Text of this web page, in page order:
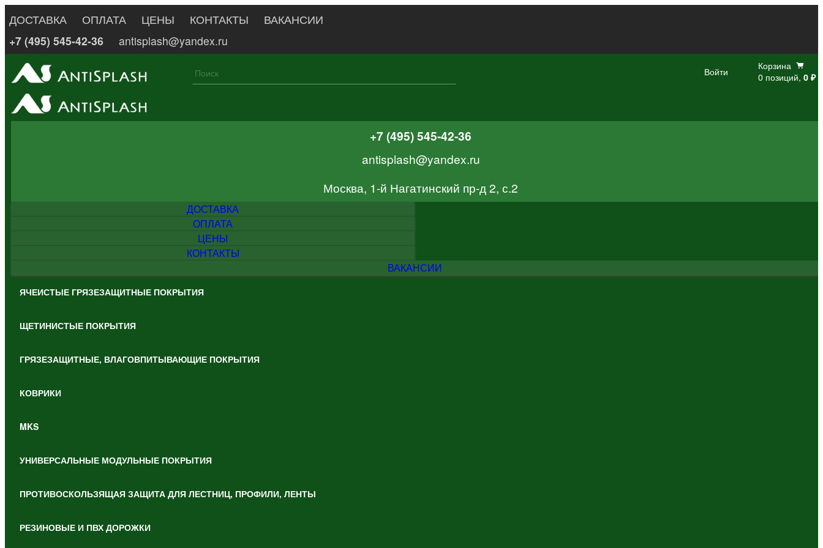
ДОСТАВКА ОПЛАТА ЦЕНЫ КОНТАКТЫ
ВАКАНСИИ
+7 (495) 545-42-36
antisplash@yandex.ru
Войти
Корзина
0 позиций, 0 ₽
+7 (495) 545-42-36
antisplash@yandex.ru
Москва, 1-й Нагатинский пр-д 2, с.2
ДОСТАВКА
ОПЛАТА
ЦЕНЫ
КОНТАКТЫ
ВАКАНСИИ
ЯЧЕИСТЫЕ ГРЯЗЕЗАЩИТНЫЕ ПОКРЫТИЯ
ЩЕТИНИСТЫЕ ПОКРЫТИЯ
ГРЯЗЕЗАЩИТНЫЕ, ВЛАГОВПИТЫВАЮЩИЕ ПОКРЫТИЯ
КОВРИКИ
MKS
УНИВЕРСАЛЬНЫЕ МОДУЛЬНЫЕ ПОКРЫТИЯ
ПРОТИВОСКОЛЬЗЯЩАЯ ЗАЩИТА ДЛЯ ЛЕСТНИЦ, ПРОФИЛИ, ЛЕНТЫ
РЕЗИНОВЫЕ И ПВХ ДОРОЖКИ